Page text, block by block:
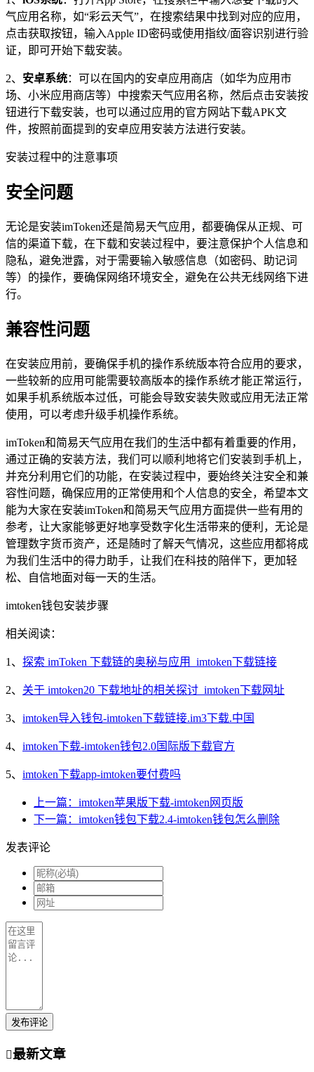
气应用名称，如“彩云天气”，在搜索结果中找到对应的应用，
点击获取按钮，输入Apple ID密码或使用指纹/面容识别进行验
证，即可开始下载安装。
2、 安卓系统：可以在国内的安卓应用商店（如华为应用市
场、小米应用商店等）中搜索天气应用名称，然后点击安装按
钮进行下载安装，也可以通过应用的官方网站下载APK文
件，按照前面提到的安卓应用安装方法进行安装。
安装过程中的注意事项
安全问题
无论是安装imToken还是简易天气应用，都要确保从正规、可
信的渠道下载，在下载和安装过程中，要注意保护个人信息和
隐私，避免泄露，对于需要输入敏感信息（如密码、助记词
等）的操作，要确保网络环境安全，避免在公共无线网络下进
行。
兼容性问题
在安装应用前，要确保手机的操作系统版本符合应用的要求，
一些较新的应用可能需要较高版本的操作系统才能正常运行，
如果手机系统版本过低，可能会导致安装失败或应用无法正常
使用，可以考虑升级手机操作系统。
imToken和简易天气应用在我们的生活中都有着重要的作用，
通过正确的安装方法，我们可以顺利地将它们安装到手机上，
并充分利用它们的功能，在安装过程中，要始终关注安全和兼
容性问题，确保应用的正常使用和个人信息的安全，希望本文
能为大家在安装imToken和简易天气应用方面提供一些有用的
参考，让大家能够更好地享受数字化生活带来的便利，无论是
管理数字货币资产，还是随时了解天气情况，这些应用都将成
为我们生活中的得力助手，让我们在科技的陪伴下，更加轻
松、自信地面对每一天的生活。
imtoken钱包安装步骤
相关阅读：
1、 探索 imToken 下载链的奥秘与应用_imtoken下载链接
2、 关于 imtoken20 下载地址的相关探讨_imtoken下载网址
3、 imtoken导入钱包-imtoken下载链接.im3下载.中国
4、 imtoken下载-imtoken钱包2.0国际版下载官方
5、 imtoken下载app-imtoken要付费吗
上一篇：imtoken苹果版下载-imtoken网页版
下一篇：imtoken钱包下载2.4-imtoken钱包怎么删除
发表评论
发布评论
最新文章